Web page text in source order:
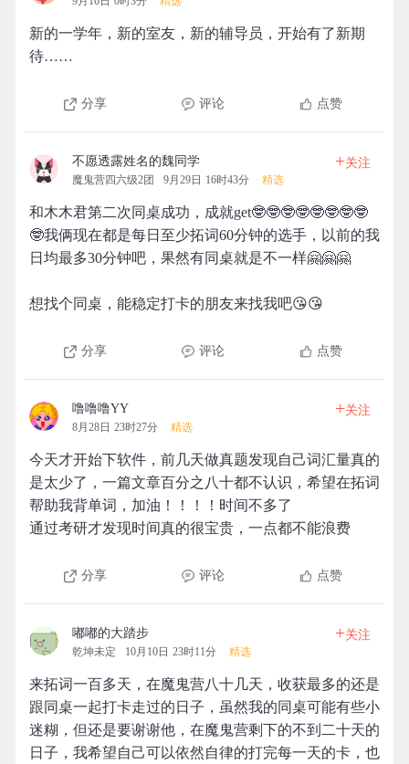
新的一学年，新的室友，新的辅导员，开始有了新期
待……
分享 评论 点赞
不愿透露姓名的魏同学
魔鬼营四六级2团 9月29日 16时43分 精选
+关注
和木木君第二次同桌成功，成就get🤓🤓🤓🤓🤓🤓🤓🤓
🤓我俩现在都是每日至少拓词60分钟的选手，以前的我
日均最多30分钟吧，果然有同桌就是不一样🤗🤗🤗
想找个同桌，能稳定打卡的朋友来找我吧😘😘
分享 评论 点赞
噜噜噜YY
8月28日 23时27分 精选
+关注
今天才开始下软件，前几天做真题发现自己词汇量真的
是太少了，一篇文章百分之八十都不认识，希望在拓词
帮助我背单词，加油！！！！时间不多了
通过考研才发现时间真的很宝贵，一点都不能浪费
分享 评论 点赞
嘟嘟的大踏步
乾坤未定 10月10日 23时11分 精选
+关注
来拓词一百多天，在魔鬼营八十几天，收获最多的还是
跟同桌一起打卡走过的日子，虽然我的同桌可能有些小
迷糊，但还是要谢谢他，在魔鬼营剩下的不到二十天的
日子，我希望自己可以依然自律的打完每一天的卡，也